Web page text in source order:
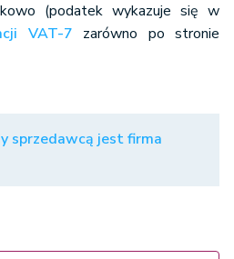
(podatek wykazuje się w
VAT-7 zarówno po stronie
sprzedawcą jest firma